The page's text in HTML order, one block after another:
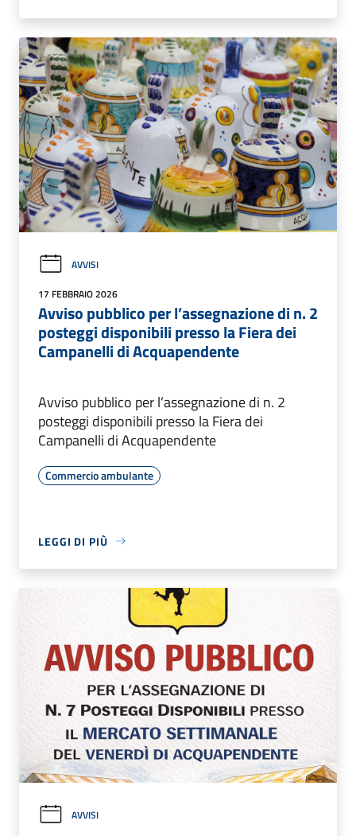
AVVISI
17 FEBBRAIO 2026
Avviso pubblico per l’assegnazione di n. 2
posteggi disponibili presso la Fiera dei
Campanelli di Acquapendente
Avviso pubblico per l’assegnazione di n. 2
posteggi disponibili presso la Fiera dei
Campanelli di Acquapendente
Commercio ambulante
LEGGI DI PIÙ
AVVISI